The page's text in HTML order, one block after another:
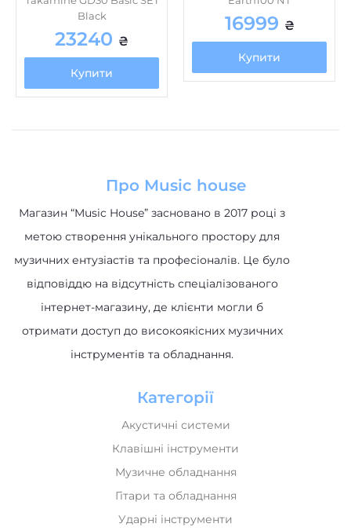
Black
23240 ₴
Купити
16999 ₴
Купити
Про Music house
Магазин “Music House” засновано в 2017 році з
метою створення унікального простору для
музичних ентузіастів та професіоналів. Це було
відповіддю на відсутність спеціалізованого
інтернет-магазину, де клієнти могли б
отримати доступ до високоякісних музичних
інструментів та обладнання.
Категорії
Акустичні системи
Клавішні інструменти
Музичне обладнання
Гітари та обладнання
Ударні інструменти